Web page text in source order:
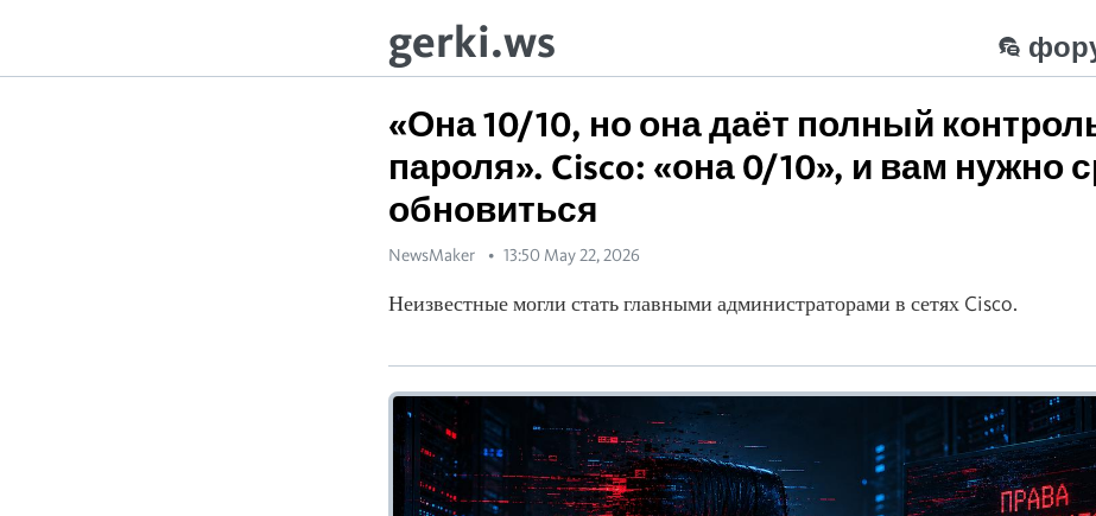
gerki.ws
«Она 10/10, но она даёт полный
пароля». Cisco: «она 0/10», и вам нужно
обновиться
NewsMaker 13:50 May 22, 2026
Неизвестные могли стать главными администраторами в сетях Cisco.